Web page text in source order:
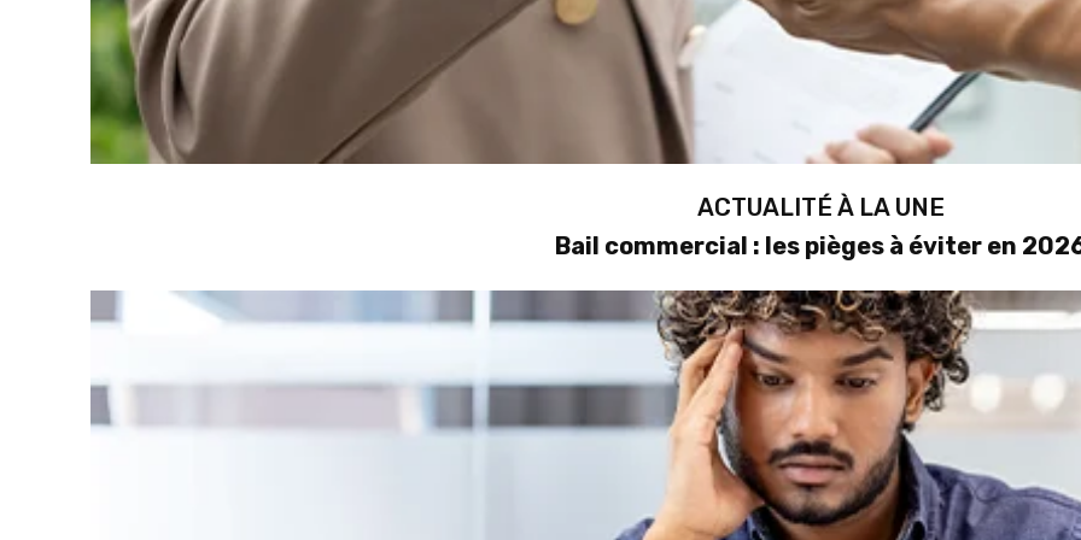
ACTUALITÉ À LA UNE
Bail commercial : les pièges à éviter en